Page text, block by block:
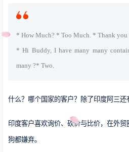
* How Much? * Too Much. * Thank you
* Hi Buddy, I have many many
many ?* Two.
什么？哪个国家的客户？除了印度阿三还
印度客户喜欢询价、砍价与比价，在外贸
狗都嫌弃。